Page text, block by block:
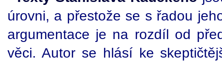
úrovni, a přestože se s řadou
argumentace je na rozdíl od
věci. Autor se hlásí ke